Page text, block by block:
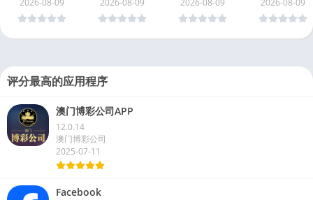
评分最高的应用程序
澳门博彩公司APP
12.0.14
澳门博彩公司
2025-07-11
Facebook